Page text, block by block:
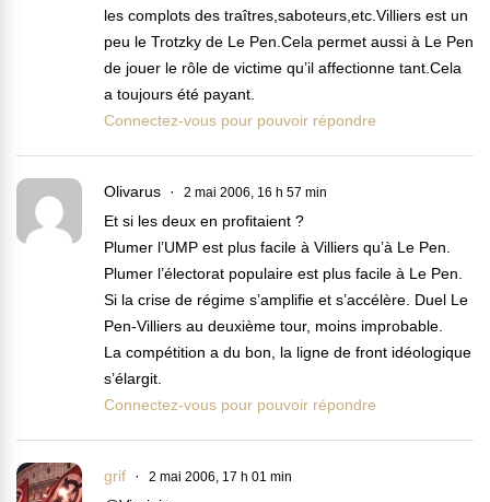
les complots des traîtres,saboteurs,etc.Villiers est un
peu le Trotzky de Le Pen.Cela permet aussi à Le Pen
de jouer le rôle de victime qu’il affectionne tant.Cela
a toujours été payant.
Connectez-vous pour pouvoir répondre
Olivarus 2 mai 2006, 16 h 57 min
Et si les deux en profitaient ?
Plumer l’UMP est plus facile à Villiers qu’à Le Pen.
Plumer l’électorat populaire est plus facile à Le Pen.
Si la crise de régime s’amplifie et s’accélère. Duel Le
Pen-Villiers au deuxième tour, moins improbable.
La compétition a du bon, la ligne de front idéologique
s’élargit.
Connectez-vous pour pouvoir répondre
grif 2 mai 2006, 17 h 01 min